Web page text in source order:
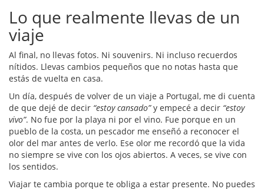
Lo que realmente llevas de un
viaje
Al final, no llevas fotos. Ni souvenirs. Ni incluso recuerdos
nítidos. Llevas cambios pequeños que no notas hasta que
estás de vuelta en casa.
Un día, después de volver de un viaje a Portugal, me di cuenta
de que dejé de decir “estoy cansado”y empecé a decir “estoy
vivo”. No fue por la playa ni por el vino. Fue porque en un
pueblo de la costa, un pescador me enseñó a reconocer el
olor del mar antes de verlo. Ese olor me recordó que la vida
no siempre se vive con los ojos abiertos. A veces, se vive con
los sentidos.
Viajar te cambia porque te obliga a estar presente. No puedes